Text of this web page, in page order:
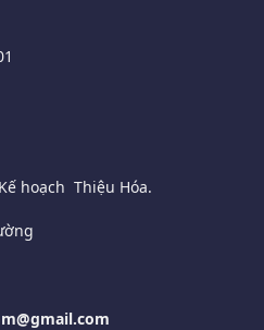
hoạch Thiệu Hóa.